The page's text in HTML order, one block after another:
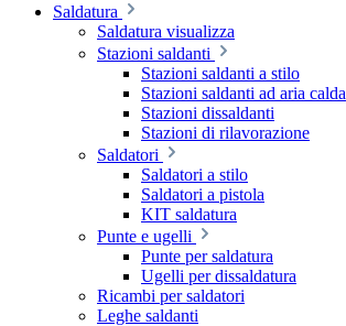
Saldatura
Saldatura visualizza
Stazioni saldanti
Stazioni saldanti a stilo
Stazioni saldanti ad aria calda
Stazioni dissaldanti
Stazioni di rilavorazione
Saldatori
Saldatori a stilo
Saldatori a pistola
KIT saldatura
Punte e ugelli
Punte per saldatura
Ugelli per dissaldatura
Ricambi per saldatori
Leghe saldanti